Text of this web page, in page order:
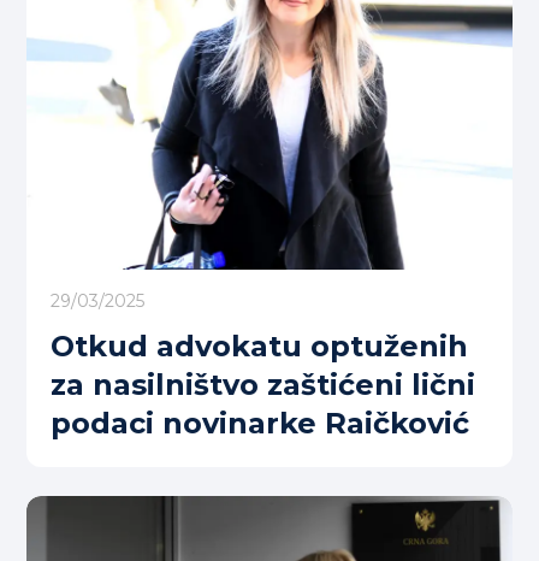
29/03/2025
Otkud advokatu optuženih
za nasilništvo zaštićeni lični
podaci novinarke Raičković